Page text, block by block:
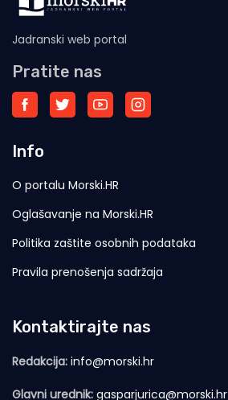
Jadranski web portal
Pratite nas
Info
O portalu Morski.HR
Oglašavanje na Morski.HR
Politika zaštite osobnih podataka
Pravila prenošenja sadržaja
Kontaktirajte nas
Redakcija: info@morski.hr
Glavni urednik: gasparjurica@morski.hr